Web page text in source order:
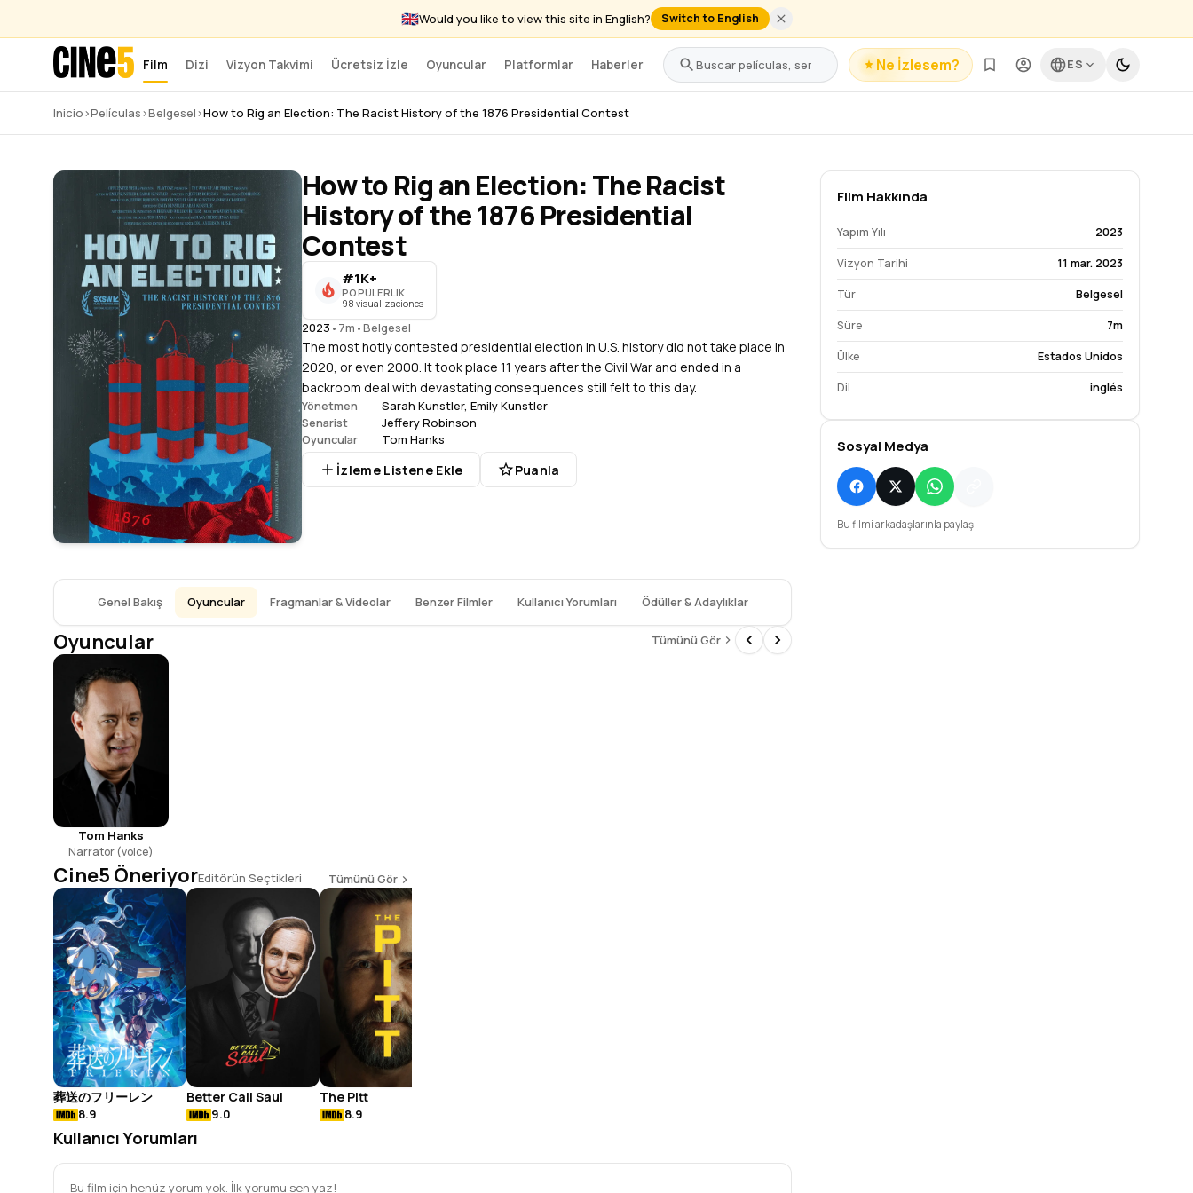
🇬🇧Would you like to view this site in English? Switch to English
Film Dizi Vizyon Takvimi Ücretsiz İzle Oyuncular Platformlar Haberler Ne İzlesem? ES
Inicio›Películas›Belgesel›How to Rig an Election: The Racist History of the 1876 Presidential Contest
How to Rig an Election: The Racist
History of the 1876 Presidential
Contest
#1K+
POPÜLERLIK
98 visualizaciones
2023 • 7m •Belgesel
The most hotly contested presidential election in U.S. history did not take place in
2020, or even 2000. It took place 11 years after the Civil War and ended in a
backroom deal with devastating consequences still felt to this day.
Yönetmen Sarah Kunstler, Emily Kunstler
Senarist Jeffery Robinson
Oyuncular Tom Hanks
İzleme Listene Ekle Puanla
Film Hakkında
Yapım Yılı 2023
Vizyon Tarihi 11 mar. 2023
Tür Belgesel
Süre 7m
Ülke Estados Unidos
Dil inglés
Sosyal Medya
Bu filmi arkadaşlarınla paylaş
Genel Bakış Oyuncular Fragmanlar & Videolar Benzer Filmler Kullanıcı Yorumları Ödüller & Adaylıklar
Oyuncular Tümünü Gör
Tom Hanks
Narrator (voice)
Cine5 ÖneriyorEditörün Seçtikleri Tümünü Gör
葬送のフリーレン
8.9
Better Call Saul
9.0
The Pitt
8.9
Kullanıcı Yorumları
Bu film için henüz yorum yok. İlk yorumu sen yaz!